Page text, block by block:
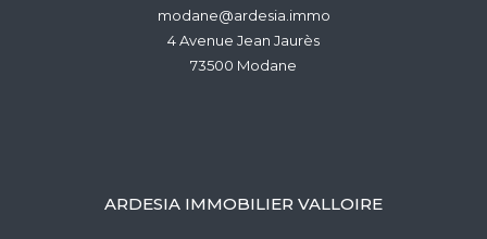
modane@ardesia.immo
4 Avenue Jean Jaurès
73500
modane
ARDESIA IMMOBILIER VALLOIRE